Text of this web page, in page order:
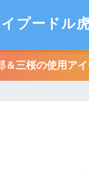
イプードル
＆三桜の使用ア